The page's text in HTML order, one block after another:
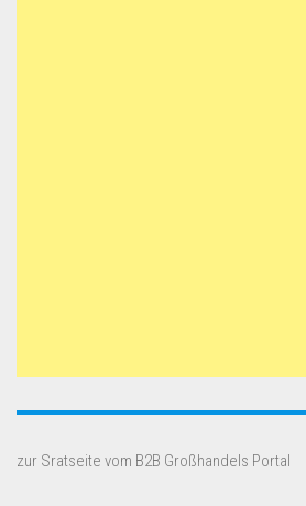
zur Sratseite vom B2B Großhandels Portal